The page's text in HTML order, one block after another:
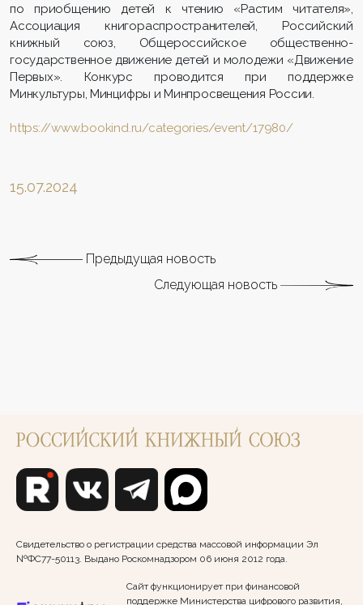
по приобщению детей к чтению «Растим читателя»,
Ассоциация книгораспространителей, Российский
книжный союз, Общероссийское общественно-
государственное движение детей и молодежи «Движение
Первых». Конкурс проводится при поддержке
Минкультуры, Минцифры и Минпросвещения России.
https://www.bookind.ru/categories/event/17980/
15.07.2024
Предыдущая новость
Следующая новость
Свидетельство о регистрации средства массовой информации Эл
№ФС77-50113. Выдано Роскомнадзором 06 июня 2012 года.
Сайт функционирует при финансовой
поддержке Министерства цифрового развития,